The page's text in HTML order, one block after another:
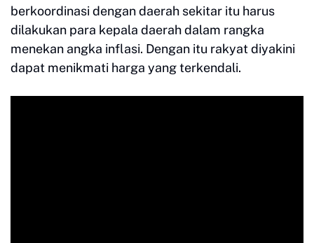
berkoordinasi dengan daerah sekitar itu harus
dilakukan para kepala daerah dalam rangka
menekan angka inflasi. Dengan itu rakyat diyakini
dapat menikmati harga yang terkendali.